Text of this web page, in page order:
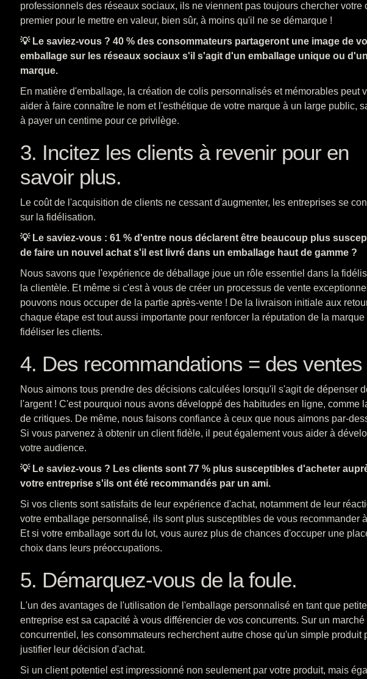
professionnels des réseaux sociaux, ils ne viennent pas toujours chercher votre
premier pour le mettre en valeur, bien sûr, à moins qu'il ne se démarque !
💡 Le saviez-vous ? 40 % des consommateurs partageront une image de
emballage sur les réseaux sociaux s'il s'agit d'un emballage unique ou
marque.
En matière d'emballage, la création de colis personnalisés et mémorables peut
aider à faire connaître le nom et l'esthétique de votre marque à un large public,
à payer un centime pour ce privilège.
3. Incitez les clients à revenir pour en
savoir plus.
Le coût de l'acquisition de clients ne cessant d'augmenter, les entreprises se
sur la fidélisation.
💡 Le saviez-vous : 61 % d'entre nous déclarent être beaucoup plus
de faire un nouvel achat s'il est livré dans un emballage haut de gamme ?
Nous savons que l'expérience de déballage joue un rôle essentiel dans la
la clientèle. Et même si c'est à vous de créer un processus de vente
pouvons nous occuper de la partie après-vente ! De la livraison initiale aux
chaque étape est tout aussi importante pour renforcer la réputation de la marque
fidéliser les clients.
4. Des recommandations = des ventes
Nous aimons tous prendre des décisions calculées lorsqu'il s'agit de dépenser
l'argent ! C'est pourquoi nous avons développé des habitudes en ligne, comme
de critiques. De même, nous faisons confiance à ceux que nous aimons par-
Si vous parvenez à obtenir un client fidèle, il peut également vous aider à
votre audience.
💡 Le saviez-vous ? Les clients sont 77 % plus susceptibles d'acheter
votre entreprise s'ils ont été recommandés par un ami.
Si vos clients sont satisfaits de leur expérience d'achat, notamment de leur
votre emballage personnalisé, ils sont plus susceptibles de vous recommander
Et si votre emballage sort du lot, vous aurez plus de chances d'occuper une
choix dans leurs préoccupations.
5. Démarquez-vous de la foule.
L'un des avantages de l'utilisation de l'emballage personnalisé en tant que petite
entreprise est sa capacité à vous différencier de vos concurrents. Sur un marché
concurrentiel, les consommateurs recherchent autre chose qu'un simple produit
justifier leur décision d'achat.
Si un client potentiel est impressionné non seulement par votre produit, mais